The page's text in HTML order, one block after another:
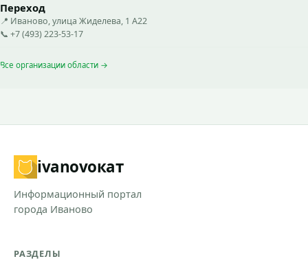
Переход
📍 Иваново, улица Жиделева, 1 А22
📞 +7 (493) 223-53-17
Все организации области →
ivanovoкат
Информационный портал
города Иваново
РАЗДЕЛЫ